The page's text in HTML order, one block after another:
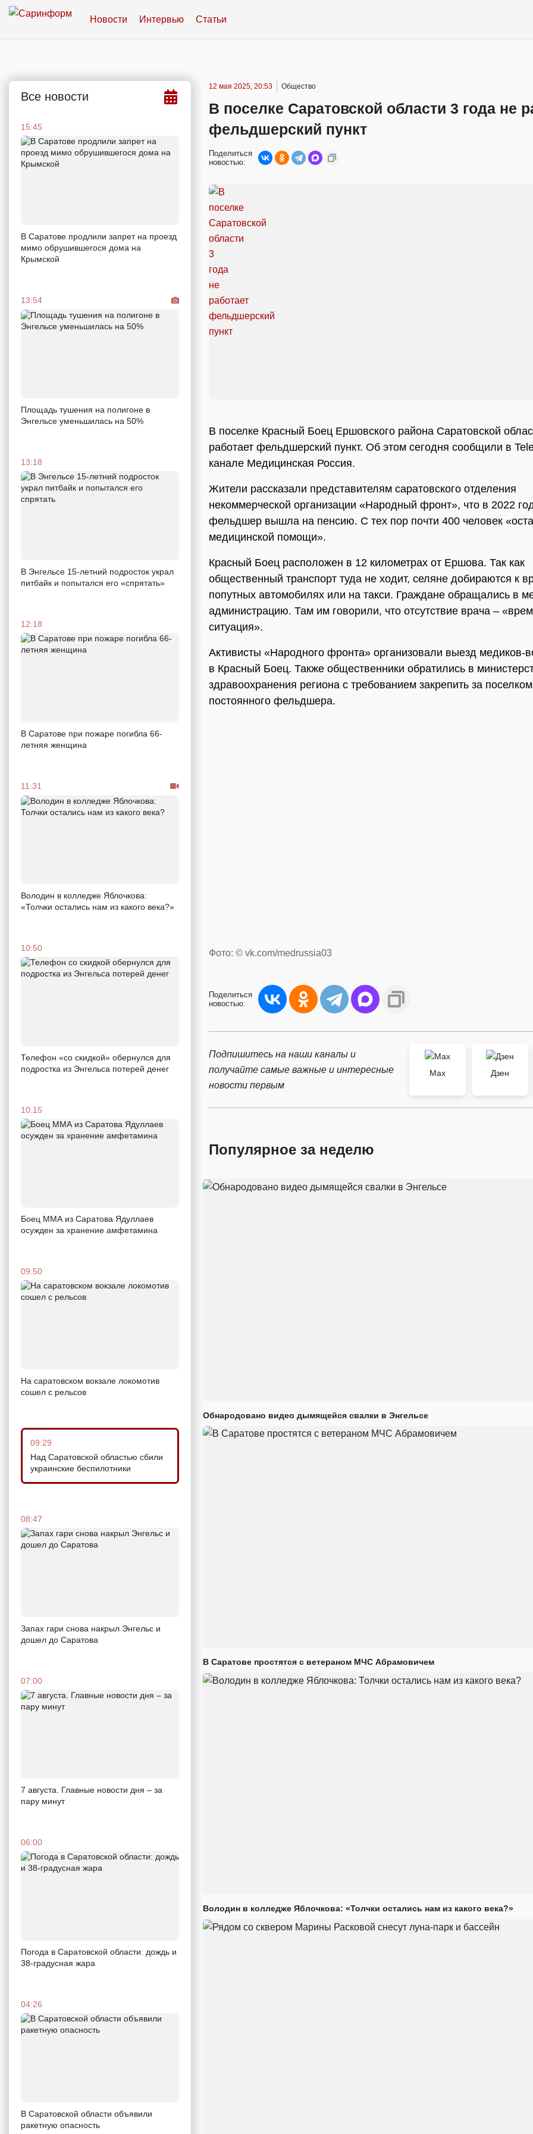
Новости Интервью Статьи
Все новости
15:45
В Саратове продлили запрет на проезд
мимо обрушившегося дома на
Крымской
13:54
Площадь тушения на полигоне в
Энгельсе уменьшилась на 50%
13:18
В Энгельсе 15-летний подросток украл
питбайк и попытался его «спрятать»
12:18
В Саратове при пожаре погибла 66-
летняя женщина
11:31
Володин в колледже Яблочкова:
«Толчки остались нам из какого века?»
10:50
Телефон «со скидкой» обернулся для
подростка из Энгельса потерей денег
10:15
Боец ММА из Саратова Ядуллаев
осужден за хранение амфетамина
09:50
На саратовском вокзале локомотив
сошел с рельсов
09:29
Над Саратовской областью сбили
украинские беспилотники
08:47
Запах гари снова накрыл Энгельс и
дошел до Саратова
07:00
7 августа. Главные новости дня – за
пару минут
06:00
Погода в Саратовской области: дождь и
38-градусная жара
04:26
В Саратовской области объявили
ракетную опасность
12 мая 2025, 20:53 Общество
В поселке Саратовской области 3 года не
фельдшерский пункт
Поделиться
новостью:
В поселке Красный Боец Ершовского района Саратовской
работает фельдшерский пункт. Об этом сегодня сообщили в
канале Медицинская Россия.
Жители рассказали представителям саратовского отделения
некоммерческой организации «Народный фронт», что в 2022
фельдшер вышла на пенсию. С тех пор почти 400 человек
медицинской помощи».
Красный Боец расположен в 12 километрах от Ершова. Так как
общественный транспорт туда не ходит, селяне добираются к
попутных автомобилях или на такси. Граждане обращались в
администрацию. Там им говорили, что отсутствие врача –
ситуация».
Активисты «Народного фронта» организовали выезд медиков-
в Красный Боец. Также общественники обратились в
здравоохранения региона с требованием закрепить за поселком
постоянного фельдшера.
Фото: © vk.com/medrussia03
Поделиться
новостью:
Подпишитесь на наши каналы и
получайте самые важные и интересные
новости первым
Max
Дзен
Популярное за неделю
Обнародовано видео дымящейся свалки в Энгельсе
В Саратове простятся с ветераном МЧС Абрамовичем
Володин в колледже Яблочкова: «Толчки остались нам из какого века?»